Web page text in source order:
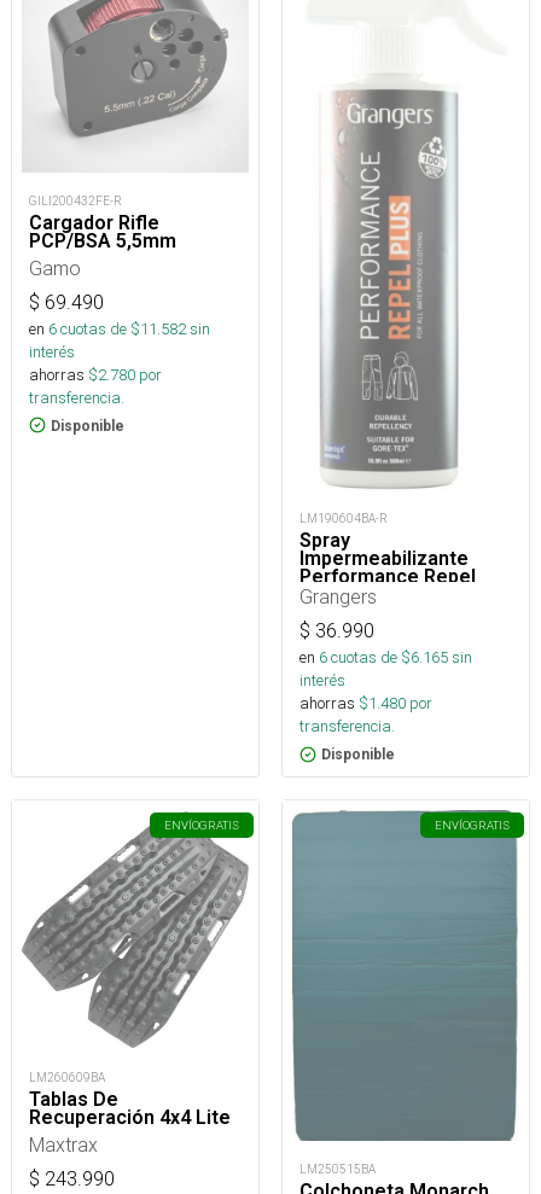
GILI200432FE-R
Cargador Rifle
PCP/BSA 5,5mm
Gamo
$ 69.490
en 6cuotas de $11.582sin
interés
ahorras $2.780 por
transferencia.
Disponible
LM190604BA-R
Spray
Impermeabilizante
Performance Repel
Plus 500 Ml
Grangers
$ 36.990
en 6cuotas de $6.165sin
interés
ahorras $1.480 por
transferencia.
Disponible
ENVÍOGRATIS
LM260609BA
Tablas De
Recuperación 4x4 Lite
Maxtrax
$ 243.990
ENVÍOGRATIS
LM250515BA